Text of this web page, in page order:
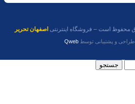
اصفهان تحریر
طراحی و پشتیبانی توسطQweb
جستجو